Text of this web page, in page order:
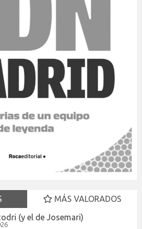
MÁS VALORADOS
(y el de Josemari)